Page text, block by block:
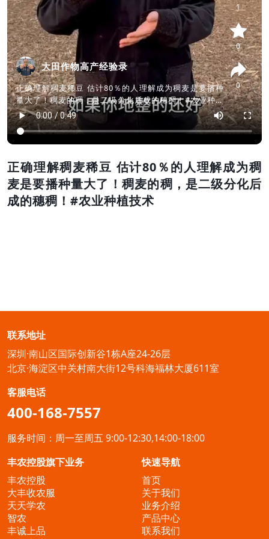
大田作物高产经验录
正确理解稠麦稀豆 估计80％的人理解成为稠麦是要播种
量大了！稠麦的稠，是二级分化后成的穗稠！#农业种植
技术
1
0
0
正确理解稠麦稀豆 估计80％的人理解成为稠
麦是要播种量大了！稠麦的稠，是二级分化后
成的穗稠！#农业种植技术
联系地址
深圳·南山区国际创新谷1栋A座24-26层
北京·海淀区中关村南大街12号科海福林大厦611室
客服电话
400-168-7557
服务时间：周一至周五 9:00-12:30,14:00-18:00
丰农控股旗下业务
丰农控股
大丰收农服
天天学农
智农
丰诚上品
快速导航
首页
关于我们
业务介绍
产品中心
联系我们